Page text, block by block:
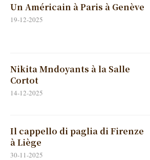
Un Américain à Paris à Genève
19-12-2025
Nikita Mndoyants à la Salle
Cortot
14-12-2025
Il cappello di paglia di Firenze
à Liège
30-11-2025